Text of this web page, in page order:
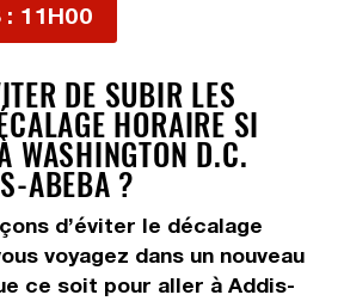
: 11H00
DE SUBIR LES
HORAIRE SI
WASHINGTON D.C.
ABEBA ?
d’éviter le décalage
voyagez dans un nouveau
ce soit pour aller à Addis-